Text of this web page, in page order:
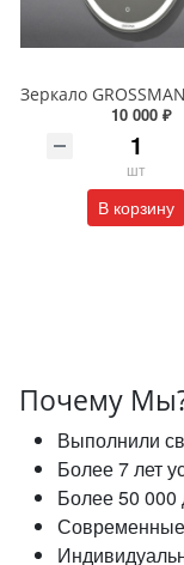
10 000 ₽
шт
В корзину
Почему
Выполнили
Более 7 лет
Более 50 000